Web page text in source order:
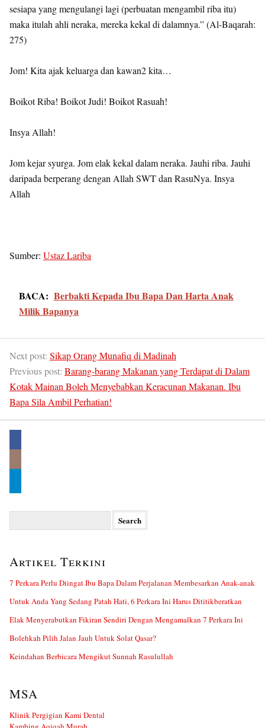
sesiapa yang mengulangi lagi (perbuatan mengambil riba itu)
maka itulah ahli neraka, mereka kekal di dalamnya.” (Al-Baqarah:
275)
Jom! Kita ajak keluarga dan kawan2 kita…
Boikot Riba! Boikot Judi! Boikot Rasuah!
Insya Allah!
Jom kejar syurga. Jom elak kekal dalam neraka. Jauhi riba. Jauhi
daripada berperang dengan Allah SWT dan RasuNya. Insya
Allah
Sumber: Ustaz Lariba
BACA: Berbakti Kepada Ibu Bapa Dan Harta Anak
Milik Bapanya
Next post: Sikap Orang Munafiq di Madinah
Previous post: Barang-barang Makanan yang Terdapat di Dalam
Kotak Mainan Boleh Menyebabkan Keracunan Makanan. Ibu
Bapa Sila Ambil Perhatian!
Artikel Terkini
7 Perkara Perlu Diingat Ibu Bapa Dalam Perjalanan Membesarkan Anak-anak
Untuk Anda Yang Sedang Patah Hati, 6 Perkara Ini Harus Dititikberatkan
Elak Menyerabutkan Fikiran Sendiri Dengan Mengamalkan 7 Perkara Ini
Bolehkah Pilih Jalan Jauh Untuk Solat Qasar?
Keindahan Berbicara Mengikut Sunnah Rasulullah
MSA
Klinik Pergigian Kami Dental